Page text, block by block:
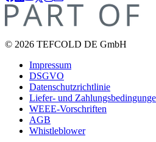
© 2026 TEFCOLD DE GmbH
Impressum
DSGVO
Datenschutzrichtlinie
Liefer- und
WEEE-Vorschriften
AGB
Whistleblower